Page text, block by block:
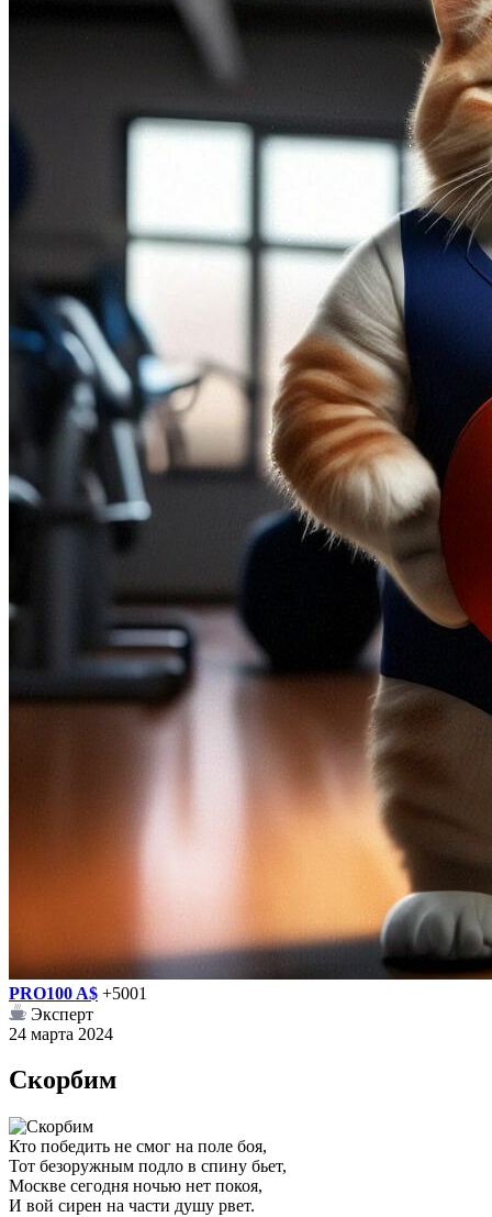
PRO100 A$ +5001
Эксперт
24 марта 2024
Скорбим
Кто победить не смог на поле боя,
Тот безоружным подло в спину бьет,
Москве сегодня ночью нет покоя,
И вой сирен на части душу рвет.